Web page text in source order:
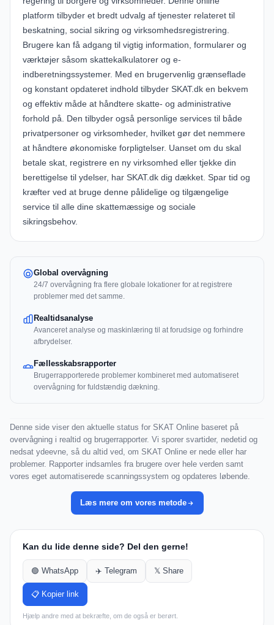
platform tilbyder et bredt udvalg af tjenester relateret til
beskatning, social sikring og virksomhedsregistrering.
Brugere kan få adgang til vigtig information, formularer og
værktøjer såsom skattekalkulatorer og e-
indberetningssystemer. Med en brugervenlig grænseflade
og konstant opdateret indhold tilbyder SKAT.dk en bekvem
og effektiv måde at håndtere skatte- og administrative
forhold på. Den tilbyder også personlige services til både
privatpersoner og virksomheder, hvilket gør det nemmere
at håndtere økonomiske forpligtelser. Uanset om du skal
betale skat, registrere en ny virksomhed eller tjekke din
berettigelse til ydelser, har SKAT.dk dig dækket. Spar tid og
kræfter ved at bruge denne pålidelige og tilgængelige
service til alle dine skattemæssige og sociale
sikringsbehov.
Global overvågning
24/7 overvågning fra flere globale lokationer for at registrere
problemer med det samme.
Realtidsanalyse
Avanceret analyse og maskinlæring til at forudsige og forhindre
afbrydelser.
Fællesskabsrapporter
Brugerrapporterede problemer kombineret med automatiseret
overvågning for fuldstændig dækning.
Denne side viser den aktuelle status for SKAT Online baseret på
overvågning i realtid og brugerrapporter. Vi sporer svartider, nedetid og
nedsat ydeevne, så du altid ved, om SKAT Online er nede eller har
problemer. Rapporter indsamles fra brugere over hele verden samt
vores eget automatiserede scanningssystem og opdateres løbende.
Læs mere om vores metode
Kan du lide denne side? Del den gerne!
🟢 WhatsApp ✈️ Telegram 𝕏 Share
📋 Kopier link
Hjælp andre med at bekræfte, om de også er berørt.